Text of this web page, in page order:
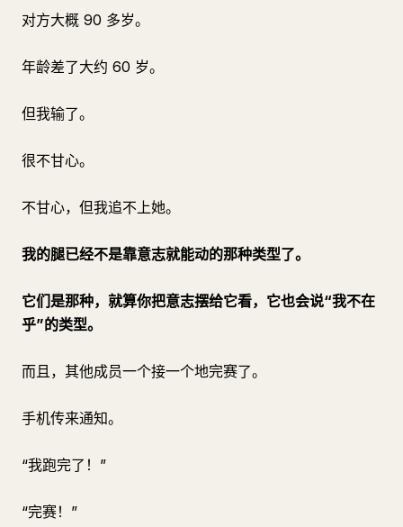
对方大概 90 多岁。
年龄差了大约 60 岁。
但我输了。
很不甘心。
不甘心，但我追不上她。
我的腿已经不是靠意志就能动的那种类型了。
它们是那种，就算你把意志摆给它看，它也会说“我不在
乎”的类型。
而且，其他成员一个接一个地完赛了。
手机传来通知。
“我跑完了！”
“完赛！”